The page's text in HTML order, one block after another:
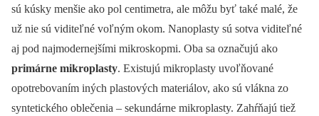
sú kúsky menšie ako pol centimetra, ale môžu byť také malé, že
už nie sú viditeľné voľným okom. Nanoplasty sú sotva viditeľné
aj pod najmodernejšími mikroskopmi. Oba sa označujú ako
primárne mikroplasty. Existujú mikroplasty uvoľňované
opotrebovaním iných plastových materiálov, ako sú vlákna zo
syntetického oblečenia – sekundárne mikroplasty. Zahŕňajú tiež